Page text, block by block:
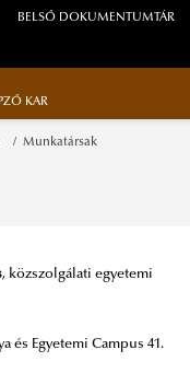
BELSŐ DOKUMENTUMTÁR
KAR
Munkatársak
, közszolgálati egyetemi
és Egyetemi Campus 41.